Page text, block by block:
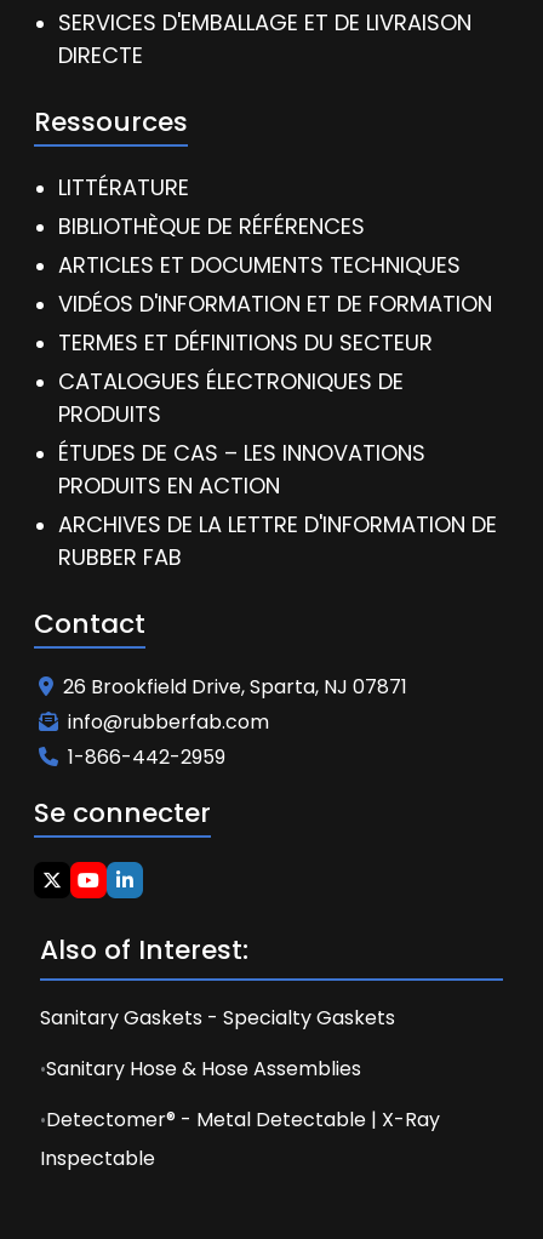
SERVICES D'EMBALLAGE ET DE LIVRAISON
DIRECTE
Ressources
LITTÉRATURE
BIBLIOTHÈQUE DE RÉFÉRENCES
ARTICLES ET DOCUMENTS TECHNIQUES
VIDÉOS D'INFORMATION ET DE FORMATION
TERMES ET DÉFINITIONS DU SECTEUR
CATALOGUES ÉLECTRONIQUES DE
PRODUITS
ÉTUDES DE CAS – LES INNOVATIONS
PRODUITS EN ACTION
ARCHIVES DE LA LETTRE D'INFORMATION DE
RUBBER FAB
Contact
26 Brookfield Drive, Sparta, NJ 07871
info@rubberfab.com
1-866-442-2959
Se connecter
Also of Interest:
Sanitary Gaskets - Specialty Gaskets
Sanitary Hose & Hose Assemblies
Detectomer® - Metal Detectable | X-Ray
Inspectable